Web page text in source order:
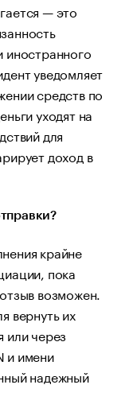
— это
иностранного
уведомляет
средств по
уходят на
для
доход в
крайне
пока
возможен.
вернуть их
или через
и имени
надежный